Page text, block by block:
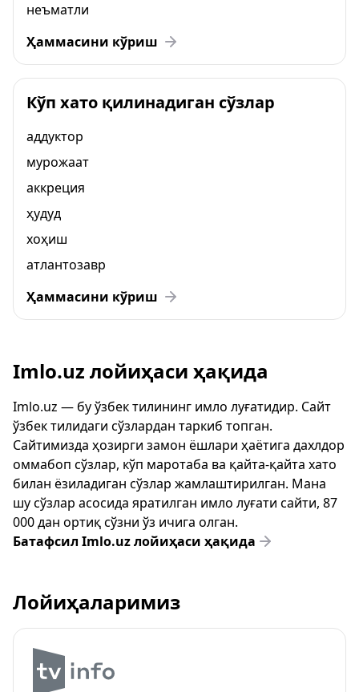
неъматли
Ҳаммасини кўриш
Кўп хато қилинадиган сўзлар
аддуктор
мурожаат
аккреция
ҳудуд
хоҳиш
атлантозавр
Ҳаммасини кўриш
Imlo.uz лойиҳаси ҳақида
Imlo.uz — бу ўзбек тилининг имло луғатидир. Сайт
ўзбек тилидаги сўзлардан таркиб топган.
Сайтимизда ҳозирги замон ёшлари ҳаётига дахлдор
оммабоп сўзлар, кўп маротаба ва қайта-қайта хато
билан ёзиладиган сўзлар жамлаштирилган. Мана
шу сўзлар асосида яратилган имло луғати сайти, 87
000 дан ортиқ сўзни ўз ичига олган.
Батафсил Imlo.uz лойиҳаси ҳақида
Лойиҳаларимиз